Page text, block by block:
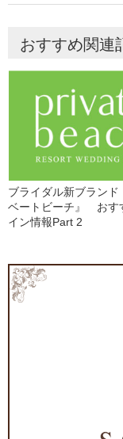
おすすめ関連
ブライダル新ブランド
ベートビーチ』 おす
イン情報Part 2